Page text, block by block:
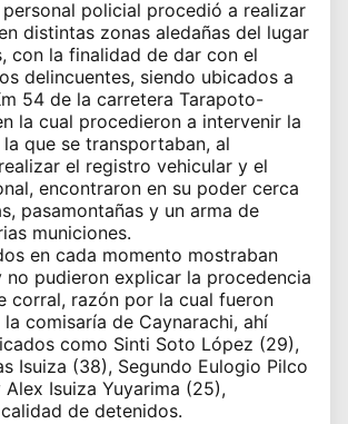
policial procedió a realizar
distintas zonas aledañas del lugar
con la finalidad de dar con el
delincuentes, siendo ubicados a
54 de la carretera Tarapoto-
la cual procedieron a intervenir la
que se transportaban, al
el registro vehicular y el
encontraron en su poder cerca
pasamontañas y un arma de
municiones.
en cada momento mostraban
no pudieron explicar la procedencia
corral, razón por la cual fueron
comisaría de Caynarachi, ahí
como Sinti Soto López (29),
Isuiza (38), Segundo Eulogio Pilco
Isuiza Yuyarima (25),
de detenidos.